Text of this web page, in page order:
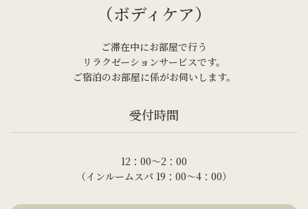
（ボディケア）
ご滞在中にお部屋で行う
リラクゼーションサービスです。
ご宿泊のお部屋に係がお伺いします。
受付時間
12：00～2：00
（インルームスパ 19：00～4：00）